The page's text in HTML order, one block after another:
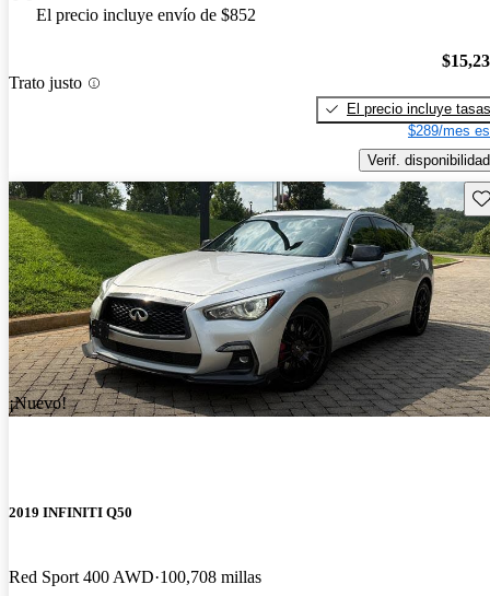
El precio incluye envío de $852
Trato justo
El precio incluye tasas
$289/mes
Verif. disponibilidad
¡Nuevo!
2019 INFINITI Q50
Red Sport 400 AWD 100,708 millas